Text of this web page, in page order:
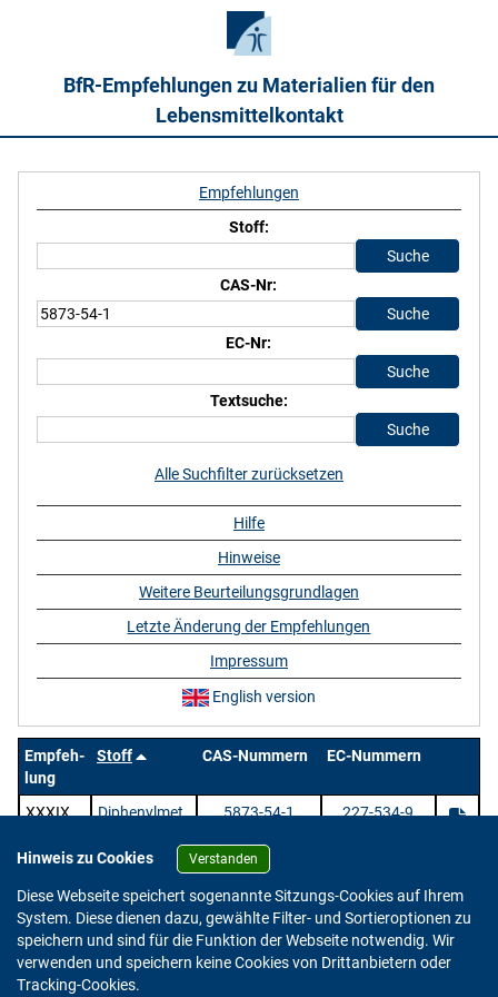
BfR-Empfehlungen zu Materialien für den
Lebensmittelkontakt
Empfeh-
lung
Stoff CAS-Nummern EC-Nummern
XXXIX
Diphenylmet
diisocyanat
5873-54-1 227-534-9
1 Stoffe | / 1 | Zeige pro Seite.
Empfehlungen
Stoff:
CAS-Nr:
EC-Nr:
Textsuche:
Alle Suchfilter zurücksetzen
Hilfe
Hinweise
Weitere Beurteilungsgrundlagen
Letzte Änderung der Empfehlungen
Impressum
English version
Hinweis zu Cookies Verstanden
Diese Webseite speichert sogenannte Sitzungs-Cookies auf Ihrem
System. Diese dienen dazu, gewählte Filter- und Sortieroptionen zu
speichern und sind für die Funktion der Webseite notwendig. Wir
verwenden und speichern keine Cookies von Drittanbietern oder
Tracking-Cookies.